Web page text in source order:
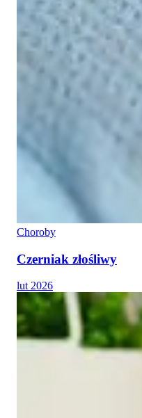
Choroby
Czerniak złośliwy
lut 2026